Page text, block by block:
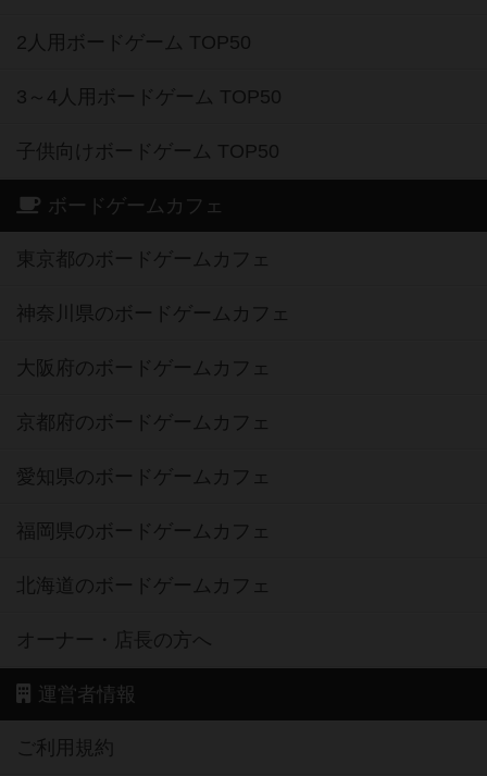
2人用ボードゲーム TOP50
3～4人用ボードゲーム TOP50
子供向けボードゲーム TOP50
ボードゲームカフェ
東京都のボードゲームカフェ
神奈川県のボードゲームカフェ
大阪府のボードゲームカフェ
京都府のボードゲームカフェ
愛知県のボードゲームカフェ
福岡県のボードゲームカフェ
北海道のボードゲームカフェ
オーナー・店長の方へ
運営者情報
ご利用規約